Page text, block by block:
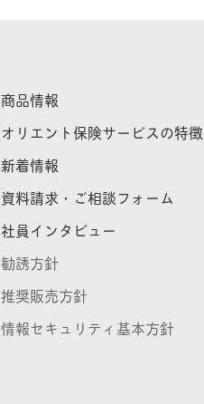
商品情報
オリエント保険サービスの特徴
新着情報
資料請求・ご相談フォーム
社員インタビュー
勧誘方針
推奨販売方針
情報セキュリティ基本方針